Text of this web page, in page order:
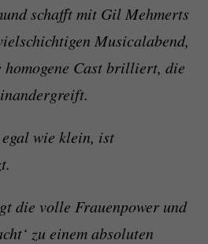
schafft mit Gil Mehmerts
Musicalabend,
Cast brilliert, die
wie klein, ist
die volle Frauenpower und
zu einem absoluten